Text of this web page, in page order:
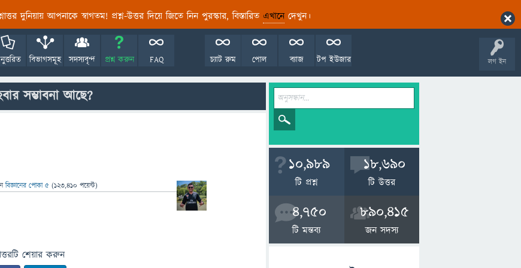
দুনিয়ায় আপনাকে স্বাগতম! প্রশ্ন-উত্তর দিয়ে জিতে নিন পুরস্কার, বিস্তারিত এখানেদেখুন।
লগ ইন
বিভাগসমূহ সদস্যবৃন্দ প্রশ্ন করুন FAQ টপ ইউজার
ব্যাজ
পোল
চ্যাট রুম
সম্ভাবনা আছে?
বিজ্ঞানের পোকা ৫ (123,410 পয়েন্ট)
শেয়ার করুন
10,989
টি প্রশ্ন
18,690
টি উত্তর
4,750
টি মন্তব্য
890,415
জন সদস্য